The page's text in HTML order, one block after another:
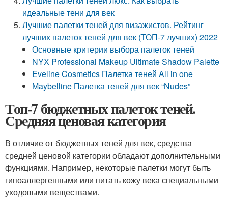
идеальные тени для век
Лучшие палетки теней для визажистов. Рейтинг
лучших палеток теней для век (ТОП-7 лучших) 2022
Основные критерии выбора палеток теней
NYX Professional Makeup Ultimate Shadow Palette
Eveline Cosmetics Палетка теней All in one
Maybelline Палетка теней для век “Nudes”
Топ-7 бюджетных палеток теней.
Средняя ценовая категория
В отличие от бюджетных теней для век, средства
средней ценовой категории обладают дополнительными
функциями. Например, некоторые палетки могут быть
гипоаллергенными или питать кожу века специальными
уходовыми веществами.